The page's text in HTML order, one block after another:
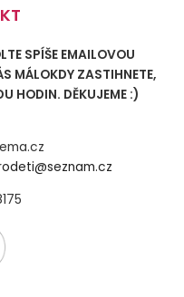
SPÍŠE EMAILOVOU
MÁLOKDY ZASTIHNETE,
HODIN. DĚKUJEME :)